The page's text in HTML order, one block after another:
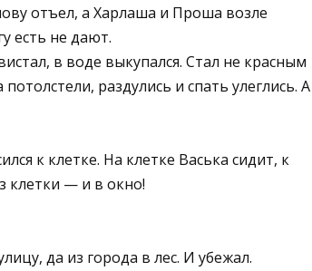
отъел, а Харлаша и Проша возле
есть не дают.
в воде выкупался. Стал не красным
раздулись и спать улеглись. А
к клетке. На клетке Васька сидит, к
клетки — и в окно!
да из города в лес. И убежал.